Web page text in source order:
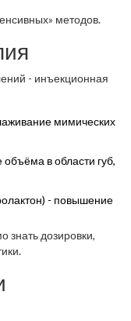
методов.
- инъекционная
мимических
в области губ,
- повышение
знать дозировки,